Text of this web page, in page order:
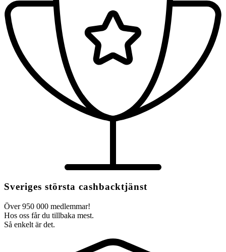
Sveriges största cashbacktjänst
Över 950 000 medlemmar!
Hos oss får du tillbaka mest.
Så enkelt är det.